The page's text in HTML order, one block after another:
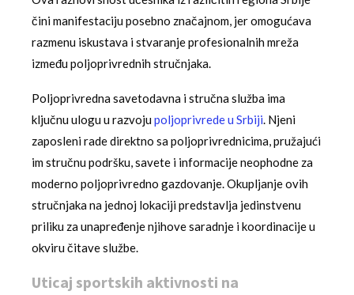
čini manifestaciju posebno značajnom, jer omogućava
razmenu iskustava i stvaranje profesionalnih mreža
između poljoprivrednih stručnjaka.
Poljoprivredna savetodavna i stručna služba ima
ključnu ulogu u razvojupoljoprivrede u Srbiji. Njeni
zaposleni rade direktno sa poljoprivrednicima, pružajući
im stručnu podršku, savete i informacije neophodne za
moderno poljoprivredno gazdovanje. Okupljanje ovih
stručnjaka na jednoj lokaciji predstavlja jedinstvenu
priliku za unapređenje njihove saradnje i koordinacije u
okviru čitave službe.
Uticaj sportskih aktivnosti na